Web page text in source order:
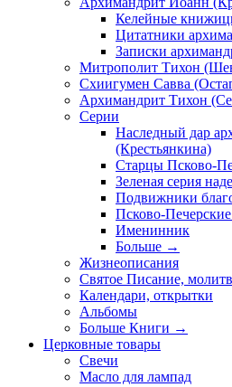
Келейные
Цитатники
Записки
Митрополит Тихон
Схиигумен Савва
Архимандрит Тихон
Серии
Наследный дар
(Крестьянкина)
Старцы Псково-
Зеленая серия
Подвижники
Псково-
Именинник
Больше →
Жизнеописания
Святое Писание,
Календари, открытки
Альбомы
Больше Книги →
Церковные товары
Свечи
Масло для лампад